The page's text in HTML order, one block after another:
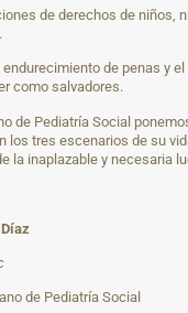
de derechos de
de penas
como salvadores.
de Pediatría Social
tres escenarios de su
la inaplazable y
de Pediatría Social